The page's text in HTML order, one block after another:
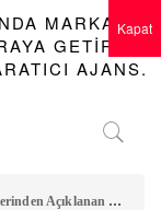
MARKALAR
GETIREN
AJANS.
Tasarımları – Aralık’25
Kapat